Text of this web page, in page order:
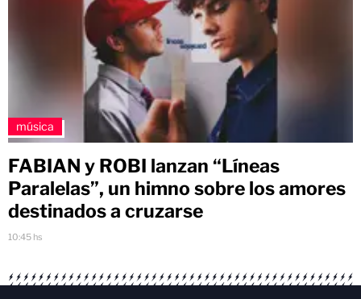
música
FABIAN y ROBI lanzan “Líneas
Paralelas”, un himno sobre los amores
destinados a cruzarse
10:45 hs